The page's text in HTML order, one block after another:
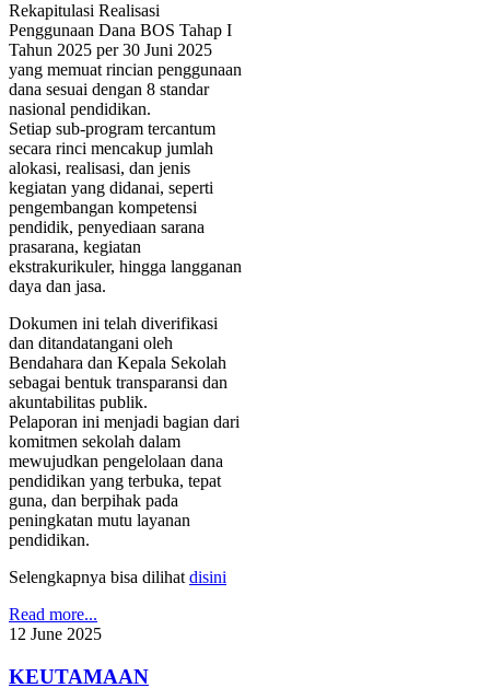
Rekapitulasi Realisasi
Penggunaan Dana BOS Tahap I
Tahun 2025 per 30 Juni 2025
yang memuat rincian penggunaan
dana sesuai dengan 8 standar
nasional pendidikan.
Setiap sub-program tercantum
secara rinci mencakup jumlah
alokasi, realisasi, dan jenis
kegiatan yang didanai, seperti
pengembangan kompetensi
pendidik, penyediaan sarana
prasarana, kegiatan
ekstrakurikuler, hingga langganan
daya dan jasa.
Dokumen ini telah diverifikasi
dan ditandatangani oleh
Bendahara dan Kepala Sekolah
sebagai bentuk transparansi dan
akuntabilitas publik.
Pelaporan ini menjadi bagian dari
komitmen sekolah dalam
mewujudkan pengelolaan dana
pendidikan yang terbuka, tepat
guna, dan berpihak pada
peningkatan mutu layanan
pendidikan.
Selengkapnya bisa dilihat disini
Read more...
12 June 2025
KEUTAMAAN